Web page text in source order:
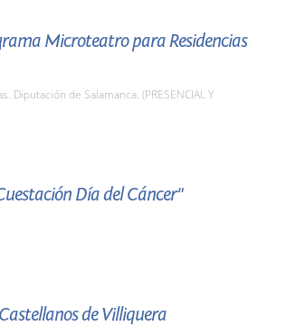
Microteatro para Residencias
Diputación de Salamanca. (PRESENCIAL Y
Día del Cáncer"
de Villiquera